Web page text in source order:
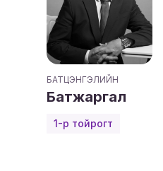
БАТЦЭНГЭЛИЙН
Батжаргал
1-р тойрогт